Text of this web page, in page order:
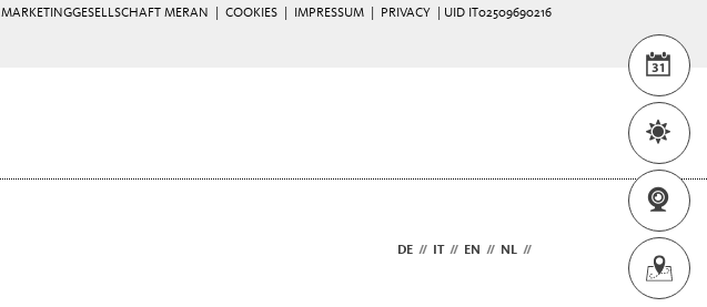
MARKETINGGESELLSCHAFT MERAN | COOKIES IMPRESSUM PRIVACY | UID IT02509690216
DE // IT // EN // NL //